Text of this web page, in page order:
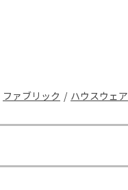
ファブリック / ハウスウェア